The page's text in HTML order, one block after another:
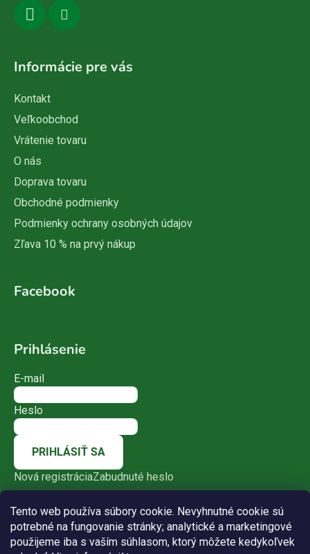
Tento web používa súbory cookie. Nevyhnutné cookie sú
potrebné na fungovanie stránky; analytické a marketingové
použijeme iba s vaším súhlasom, ktorý môžete kedykoľvek
Informácie pre vás
Kontakt
Veľkoobchod
Vrátenie tovaru
O nás
Doprava tovaru
Obchodné podmienky
Podmienky ochrany osobných údajov
Zľava 10 % na prvý nákup
Facebook
Prihlásenie
E-mail
Heslo
PRIHLÁSIŤ SA
Nová registráciaZabudnuté heslo